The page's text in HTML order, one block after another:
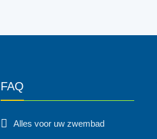
FAQ
Alles voor uw zwembad